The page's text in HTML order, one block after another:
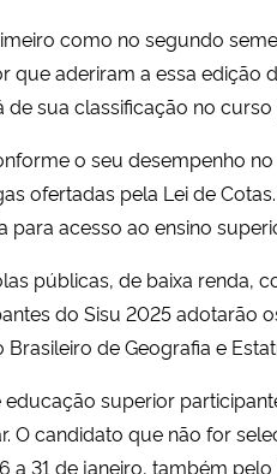
como no segundo
aderiram a essa edição
sua classificação no
o seu desempenho
ofertadas pela Lei de
acesso ao ensino
públicas, de baixa renda,
do Sisu 2025 adotarão
de Geografia e
superior
O candidato que não for
31 de janeiro, também